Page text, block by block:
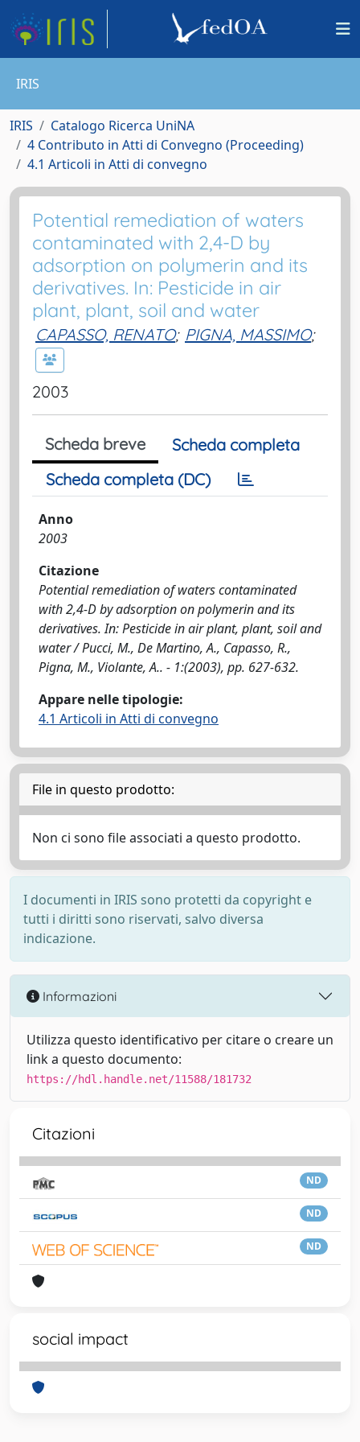
IRIS
IRIS
Catalogo Ricerca UniNA
4 Contributo in Atti di Convegno (Proceeding)
4.1 Articoli in Atti di convegno
Potential remediation of waters
contaminated with 2,4-D by
adsorption on polymerin and its
derivatives. In: Pesticide in air
plant, plant, soil and water
CAPASSO, RENATO; PIGNA, MASSIMO;
2003
Scheda breve
Scheda completa
Scheda completa (DC)
Anno
2003
Citazione
Potential remediation of waters contaminated
with 2,4-D by adsorption on polymerin and its
derivatives. In: Pesticide in air plant, plant, soil and
water / Pucci, M., De Martino, A., Capasso, R.,
Pigna, M., Violante, A.. - 1:(2003), pp. 627-632.
Appare nelle tipologie:
4.1 Articoli in Atti di convegno
File in questo prodotto:
Non ci sono file associati a questo prodotto.
I documenti in IRIS sono protetti da copyright e
tutti i diritti sono riservati, salvo diversa
indicazione.
Informazioni
Utilizza questo identificativo per citare o creare un
link a questo documento:
https://hdl.handle.net/11588/181732
Citazioni
ND
ND
ND
social impact